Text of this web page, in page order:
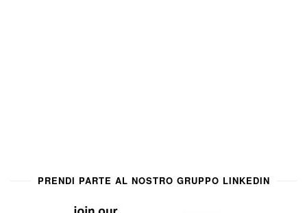
PRENDI PARTE AL NOSTRO GRUPPO LINKEDIN